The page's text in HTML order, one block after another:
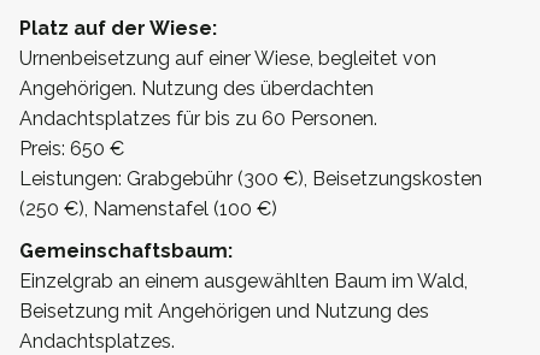
Platz auf der Wiese:
Urnenbeisetzung auf einer Wiese, begleitet von
Angehörigen. Nutzung des überdachten
Andachtsplatzes für bis zu 60 Personen.
Preis: 650 €
Leistungen: Grabgebühr (300 €), Beisetzungskosten
(250 €), Namenstafel (100 €)
Gemeinschaftsbaum:
Einzelgrab an einem ausgewählten Baum im Wald,
Beisetzung mit Angehörigen und Nutzung des
Andachtsplatzes.